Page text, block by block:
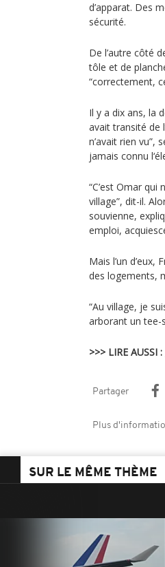
d’apparat. Des
sécurité.
De l’autre côté
tôle et de
“correctement,
Il y a dix ans, la
avait transité de
n’avait rien vu”,
jamais connu
“C’est Omar
village”, dit-il.
souvienne,
emploi,
Mais l’un
des logements,
“Au village, je
arborant un tee-
>>> LIRE AUSSI :
Partager
Plus
SUR LE MÊME THÈME